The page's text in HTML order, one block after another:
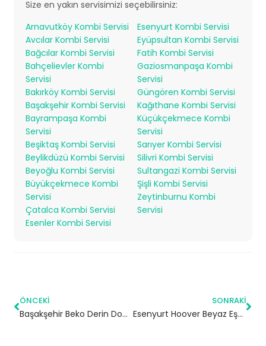
Size en yakın servisimizi seçebilirsiniz:
Arnavutköy Kombi Servisi
Avcılar Kombi Servisi
Bağcılar Kombi Servisi
Bahçelievler Kombi
Servisi
Bakırköy Kombi Servisi
Başakşehir Kombi Servisi
Bayrampaşa Kombi
Servisi
Beşiktaş Kombi Servisi
Beylikdüzü Kombi Servisi
Beyoğlu Kombi Servisi
Büyükçekmece Kombi
Servisi
Çatalca Kombi Servisi
Esenler Kombi Servisi
Esenyurt Kombi Servisi
Eyüpsultan Kombi Servisi
Fatih Kombi Servisi
Gaziosmanpaşa Kombi
Servisi
Güngören Kombi Servisi
Kağıthane Kombi Servisi
Küçükçekmece Kombi
Servisi
Sarıyer Kombi Servisi
Silivri Kombi Servisi
Sultangazi Kombi Servisi
Şişli Kombi Servisi
Zeytinburnu Kombi
Servisi
ÖNCEKI
Başakşehir Beko Derin Dondurucu Servisi
SONRAKI
Esenyurt Hoover Beyaz Eşya Servisi